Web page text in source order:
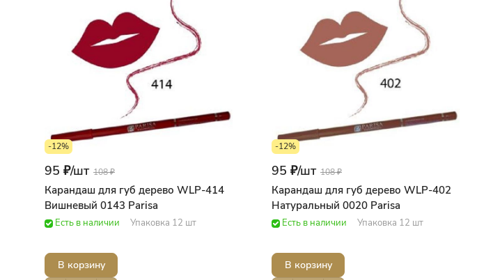
-12%
95 ₽/шт 108 ₽
Карандаш для губ дерево WLP-414
Вишневый 0143 Parisa
Есть в наличии Упаковка 12 шт
В корзину
-12%
95 ₽/шт 108 ₽
Карандаш для губ дерево WLP-402
Натуральный 0020 Parisa
Есть в наличии Упаковка 12 шт
В корзину